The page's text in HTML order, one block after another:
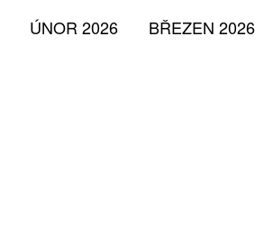
BŘEZEN 2026
ÚNOR 2026